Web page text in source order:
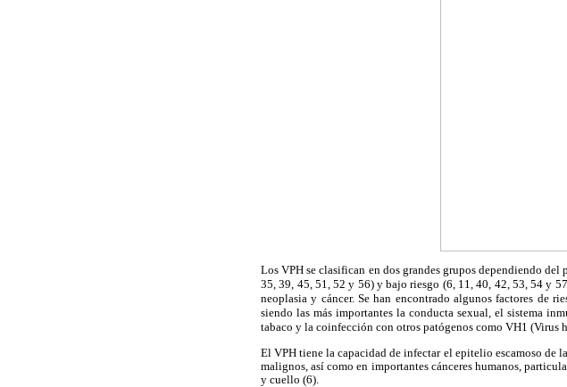
Los VPH se clasifican en dos grandes grupos dependiendo
35, 39, 45, 51, 52 y 56) y bajo riesgo (6, 11, 40, 42, 53, 54 y
neoplasia y cáncer. Se han encontrado algunos factores de
siendo las más importantes la conducta sexual, el sistema
tabaco y la coinfección con otros patógenos como VH1 (Virus
El VPH tiene la capacidad de infectar el epitelio escamoso de
malignos, así como en importantes cánceres humanos,
y cuello (6).